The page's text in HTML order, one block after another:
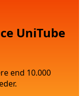
UniTube
end 10.000